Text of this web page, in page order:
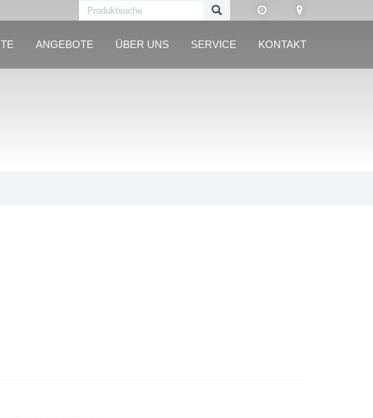
ANGEBOTE ÜBER UNS SERVICE KONTAKT